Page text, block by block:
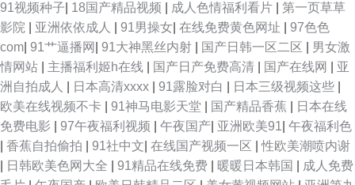
91视频种子 18国产精品视频 成人色情福利看片
第一页草草
影院
亚洲依依成人 91男操女 在线免费黄色网址
97色色
com 91艹逼播网 91大神黑丝内射 国产日韩一区二区
男女激
情网站
主播福利姬h在线 国产日产免费高清 国产在线网
亚
洲自拍成人
日本高清xxxx 91露脸对白 日本三级视频这些
欧美在线视频不卡
91神马电影天堂 国产精品香蕉
日本在线
免费电影
97午夜福利视频 午夜国产 亚洲欧美91 午夜福利色
香蕉自拍偷拍 91社中文 在线国产视频一区 |性欧美潮喷内谢
日韩欧美色网大全 91精品在线免费 暖暖日本韩国
成人免费